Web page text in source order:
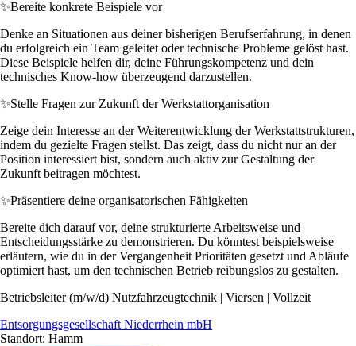
✨Bereite konkrete Beispiele vor
Denke an Situationen aus deiner bisherigen Berufserfahrung, in denen
du erfolgreich ein Team geleitet oder technische Probleme gelöst hast.
Diese Beispiele helfen dir, deine Führungskompetenz und dein
technisches Know-how überzeugend darzustellen.
✨Stelle Fragen zur Zukunft der Werkstattorganisation
Zeige dein Interesse an der Weiterentwicklung der Werkstattstrukturen,
indem du gezielte Fragen stellst. Das zeigt, dass du nicht nur an der
Position interessiert bist, sondern auch aktiv zur Gestaltung der
Zukunft beitragen möchtest.
✨Präsentiere deine organisatorischen Fähigkeiten
Bereite dich darauf vor, deine strukturierte Arbeitsweise und
Entscheidungsstärke zu demonstrieren. Du könntest beispielsweise
erläutern, wie du in der Vergangenheit Prioritäten gesetzt und Abläufe
optimiert hast, um den technischen Betrieb reibungslos zu gestalten.
Betriebsleiter (m/w/d) Nutzfahrzeugtechnik | Viersen | Vollzeit
Entsorgungsgesellschaft Niederrhein mbH
Standort: Hamm